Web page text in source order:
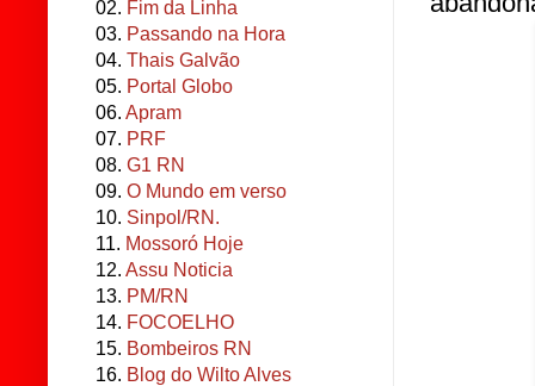
02. Fim da Linha
03. Passando na Hora
04. Thais Galvão
05. Portal Globo
06. Apram
07. PRF
08. G1 RN
09. O Mundo em verso
10. Sinpol/RN.
11. Mossoró Hoje
12. Assu Noticia
13. PM/RN
14. FOCOELHO
15. Bombeiros RN
16. Blog do Wilto Alves